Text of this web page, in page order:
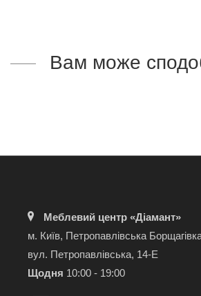
Вам може
Меблевий центр «Діамант»
м. Київ, Петропавлівська
вул. Петропавлівська, 14-Е
Щодня 10:00 - 19:00